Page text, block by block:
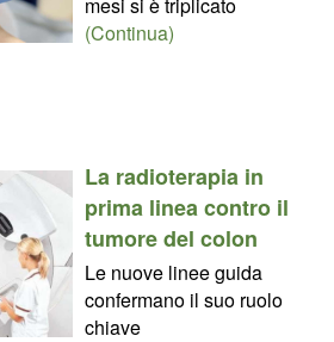
(Continua)
La radioterapia in
prima linea contro il
tumore del colon
Le nuove linee guida
confermano il suo ruolo
chiave